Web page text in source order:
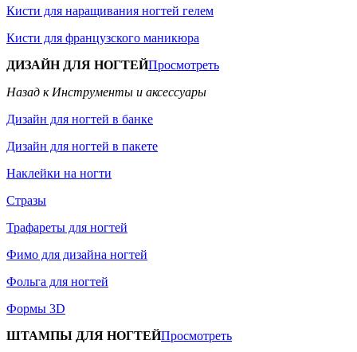
Кисти для наращивания ногтей гелем
Кисти для французского маникюра
ДИЗАЙН ДЛЯ НОГТЕЙПросмотреть
Назад к Инструменты и аксессуары
Дизайн для ногтей в банке
Дизайн для ногтей в пакете
Наклейки на ногти
Стразы
Трафареты для ногтей
Фимо для дизайна ногтей
Фольга для ногтей
Формы 3D
ШТАМПЫ ДЛЯ НОГТЕЙПросмотреть